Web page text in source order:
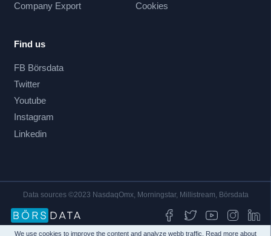
We use cookies to improve the content and analyze webb traffic. Read more about
Company Export
Cookies
Find us
FB Börsdata
Twitter
Youtube
Instagram
Linkedin
Data sources ©2023 NasdaqOmx, Morningstar, Millistream, Börsdata